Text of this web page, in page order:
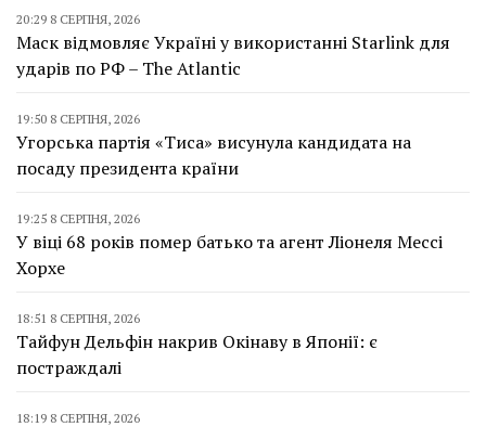
20:29 8 СЕРПНЯ, 2026
Маск відмовляє Україні у використанні Starlink для
ударів по РФ – The Atlantic
19:50 8 СЕРПНЯ, 2026
Угорська партія «Тиса» висунула кандидата на
посаду президента країни
19:25 8 СЕРПНЯ, 2026
У віці 68 років помер батько та агент Ліонеля Мессі
Хорхе
18:51 8 СЕРПНЯ, 2026
Тайфун Дельфін накрив Окінаву в Японії: є
постраждалі
18:19 8 СЕРПНЯ, 2026